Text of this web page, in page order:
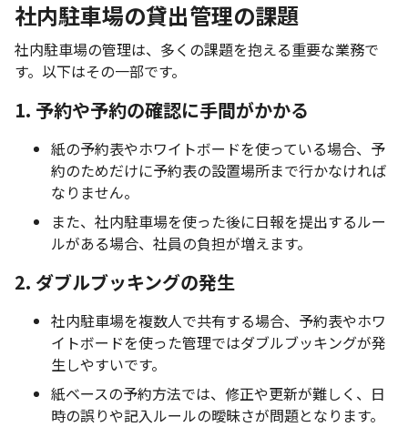
社内駐車場の貸出管理の課題
社内駐車場の管理は、多くの課題を抱える重要な業務で
す。以下はその一部です。
1. 予約や予約の確認に手間がかかる
紙の予約表やホワイトボードを使っている場合、予
約のためだけに予約表の設置場所まで行かなければ
なりません。
また、社内駐車場を使った後に日報を提出するルー
ルがある場合、社員の負担が増えます。
2. ダブルブッキングの発生
社内駐車場を複数人で共有する場合、予約表やホワ
イトボードを使った管理ではダブルブッキングが発
生しやすいです。
紙ベースの予約方法では、修正や更新が難しく、日
時の誤りや記入ルールの曖昧さが問題となります。